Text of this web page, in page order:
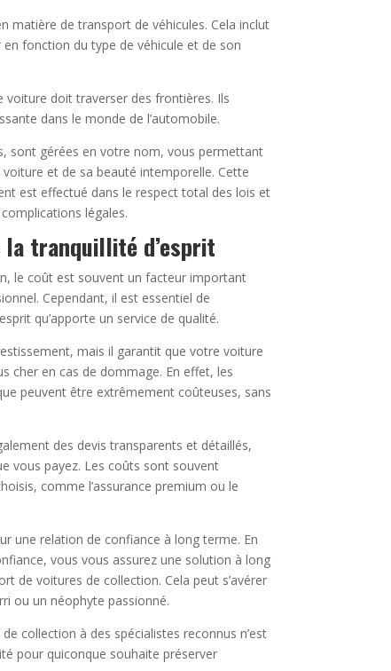
matière de transport de véhicules. Cela inclut
en fonction du type de véhicule et de son
doit traverser des frontières. Ils
dans le monde de l’automobile.
sont gérées en votre nom, vous permettant
et de sa beauté intemporelle. Cette
est effectué dans le respect total des lois et
légales.
tranquillité d’esprit
le coût est souvent un facteur important
Cependant, il est essentiel de
qu’apporte un service de qualité.
mais il garantit que votre voiture
cher en cas de dommage. En effet, les
peuvent être extrêmement coûteuses, sans
des devis transparents et détaillés,
vous payez. Les coûts sont souvent
comme l’assurance premium ou le
une relation de confiance à long terme. En
vous vous assurez une solution à long
de voitures de collection. Cela peut s’avérer
ou un néophyte passionné.
collection à des spécialistes reconnus n’est
pour quiconque souhaite préserver